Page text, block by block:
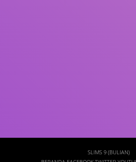
SLIMS 9 (BULIAN)